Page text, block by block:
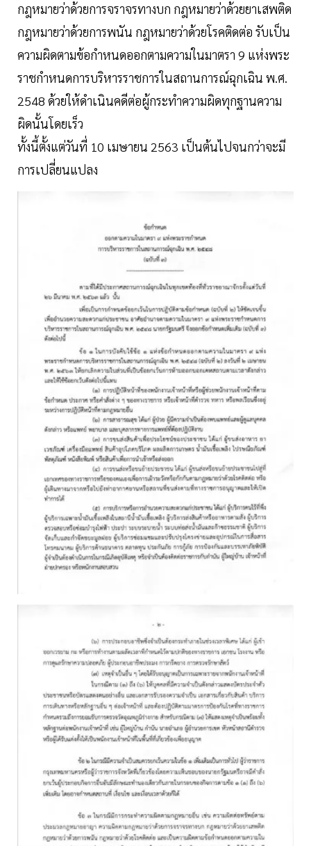
กฎหมายว่าด้วยการจราจรทางบก กฎหมายว่าด้วยยาเสพติด
กฎหมายว่าด้วยการพนัน กฎหมายว่าด้วยโรคติดต่อ รับเป็น
ความผิดตามข้อกำหนดออกตามความในมาตรา 9 แห่งพระ
ราชกำหนดการบริหารราชการในสถานการณ์ฉุกเฉิน พ.ศ.
2548 ด้วยให้ดำเนินคดีต่อผู้กระทำความผิดทุกฐานความ
ผิดนั้นโดยเร็ว
ทั้งนี้ตั้งแต่วันที่ 10 เมษายน 2563 เป็นต้นไปจนกว่าจะมี
การเปลี่ยนแปลง